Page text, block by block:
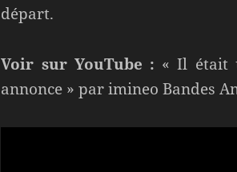
départ.
Voir sur YouTube : « Il était
annonce » par imineo Bandes